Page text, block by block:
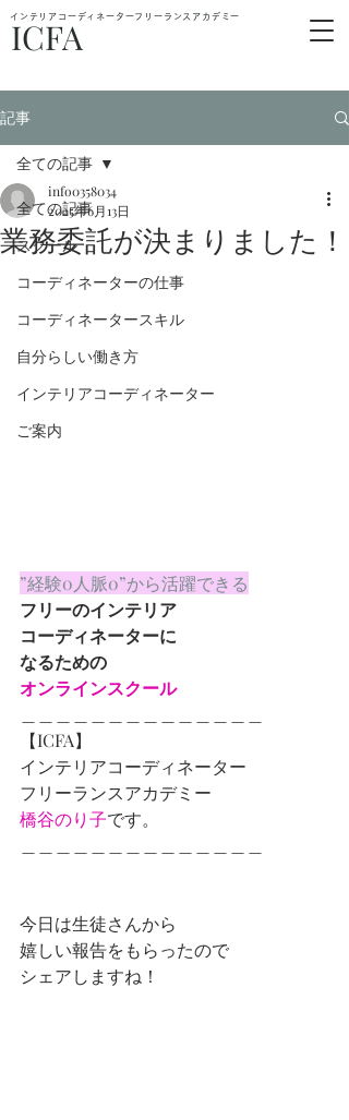
ICFA
インテリアコーディネーターフリーランスアカデミー
記事
全ての記事
スクール
コーディネーターの仕事
コーディネータースキル
自分らしい働き方
インテリアコーディネーター
ご案内
全ての記事
業務委託が決まりました！
info0358034
2025年6月13日
”経験0人脈0”から活躍できる
フリーのインテリア
コーディネーターに
なるための
オンラインスクール
【ICFA】
インテリアコーディネーター
フリーランスアカデミー
橋谷のり子です。
今日は生徒さんから
嬉しい報告をもらったので
シェアしますね！